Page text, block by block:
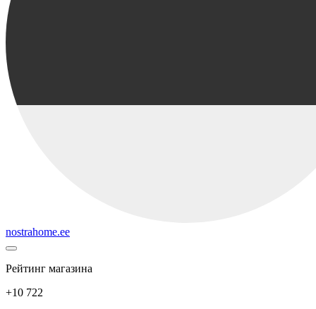
nostrahome.ee
Рейтинг магазина
+10 722